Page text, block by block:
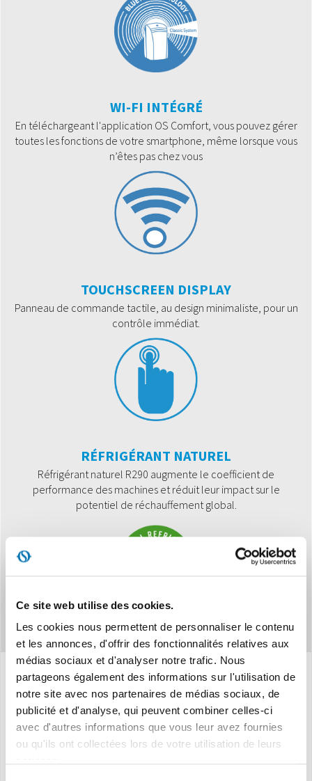
Ce site web utilise des cookies.
Les cookies nous permettent de personnaliser le contenu
et les annonces, d'offrir des fonctionnalités relatives aux
médias sociaux et d'analyser notre trafic. Nous
partageons également des informations sur l'utilisation de
notre site avec nos partenaires de médias sociaux, de
publicité et d'analyse, qui peuvent combiner celles-ci
avec d'autres informations que vous leur avez fournies
ou qu'ils ont collectées lors de votre utilisation de leurs
WI-FI INTÉGRÉ
En téléchargeant l'application OS Comfort, vous pouvez gérer
toutes les fonctions de votre smartphone, même lorsque vous
n’êtes pas chez vous
TOUCHSCREEN DISPLAY
Panneau de commande tactile, au design minimaliste, pour un
contrôle immédiat.
RÉFRIGÉRANT NATUREL
Réfrigérant naturel R290 augmente le coefficient de
performance des machines et réduit leur impact sur le
potentiel de réchauffement global.
Caracteristiques
Puissance frigorifique nominale: